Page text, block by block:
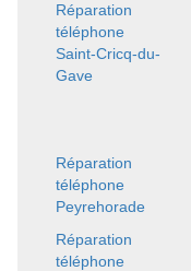
Réparation
téléphone
Saint-Cricq-du-
Gave
Réparation
téléphone
Peyrehorade
Réparation
téléphone